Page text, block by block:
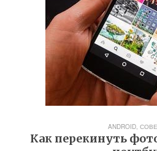
ANDROID,
Как перекинуть